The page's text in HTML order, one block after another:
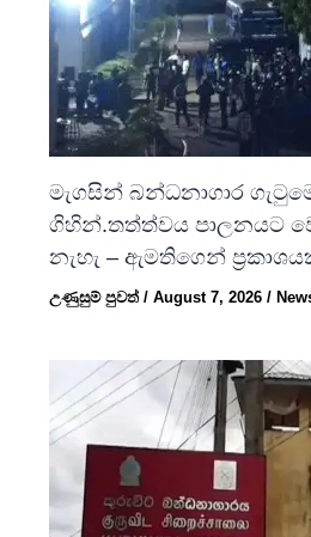
මැගසින් බන්ධනාගාර
ගිහින්.තත්ත්වය පාලනයට
නැහැ – ඇමතිගෙන්
උණුසුම් පුවත්/August 7, 2026/